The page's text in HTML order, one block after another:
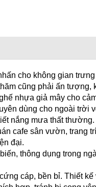
cho không gian
cũng phải ấn tượng,
nhựa giả mây cho
dùng cho ngoài trời
nắng mưa thất
cafe sân vườn, trang
đại.
thông dụng trong
cáp, bền bỉ. Thiết